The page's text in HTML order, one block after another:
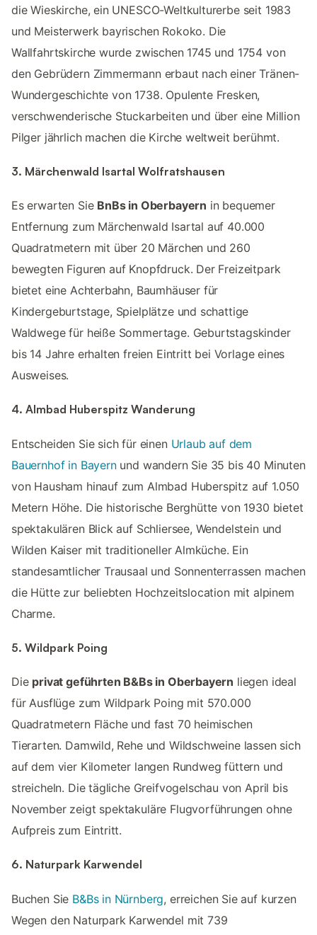
die Wieskirche, ein UNESCO-Weltkulturerbe seit 1983
und Meisterwerk bayrischen Rokoko.​ Die
Wallfahrtskirche wurde zwischen 1745 und 1754 von
den Gebrüdern Zimmermann erbaut nach einer Tränen-
Wundergeschichte von 1738.​ Opulente Fresken,
verschwenderische Stuckarbeiten und über eine Million
Pilger jährlich machen die Kirche weltweit berühmt.​
3. Märchenwald Isartal Wolfratshausen
Es erwarten Sie BnBs in Oberbayern in bequemer
Entfernung zum Märchenwald Isartal auf 40.000
Quadratmetern mit über 20 Märchen und 260
bewegten Figuren auf Knopfdruck.​ Der Freizeitpark
bietet eine Achterbahn, Baumhäuser für
Kindergeburtstage, Spielplätze und schattige
Waldwege für heiße Sommertage.​ Geburtstagskinder
bis 14 Jahre erhalten freien Eintritt bei Vorlage eines
Ausweises.​
4. Almbad Huberspitz Wanderung
Entscheiden Sie sich für einen Urlaub auf dem
Bauernhof in Bayernund wandern Sie 35 bis 40 Minuten
von Hausham hinauf zum Almbad Huberspitz auf 1.050
Metern Höhe.​ Die historische Berghütte von 1930 bietet
spektakulären Blick auf Schliersee, Wendelstein und
Wilden Kaiser mit traditioneller Almküche.​ Ein
standesamtlicher Trausaal und Sonnenterrassen machen
die Hütte zur beliebten Hochzeitslocation mit alpinem
Charme.​
5. Wildpark Poing
Die privat geführten B&Bs in Oberbayern liegen ideal
für Ausflüge zum Wildpark Poing mit 570.000
Quadratmetern Fläche und fast 70 heimischen
Tierarten.​ Damwild, Rehe und Wildschweine lassen sich
auf dem vier Kilometer langen Rundweg füttern und
streicheln.​ Die tägliche Greifvogelschau von April bis
November zeigt spektakuläre Flugvorführungen ohne
Aufpreis zum Eintritt.​
6. Naturpark Karwendel
Buchen Sie B&Bs in Nürnberg, erreichen Sie auf kurzen
Wegen den Naturpark Karwendel mit 739